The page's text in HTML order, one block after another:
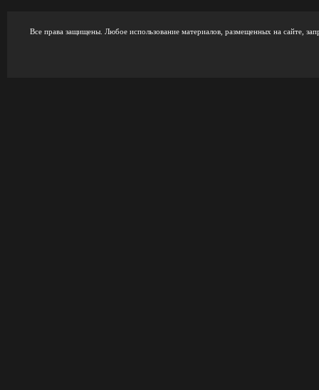
Все права защищены. Любое использование материалов, размещенных на сайте,